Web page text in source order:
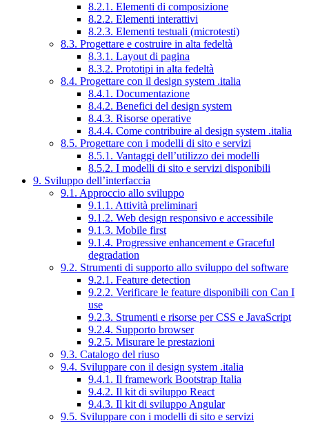
8.2.1. Elementi di composizione
8.2.2. Elementi interattivi
8.2.3. Elementi testuali (microtesti)
8.3. Progettare e costruire in alta fedeltà
8.3.1. Layout di pagina
8.3.2. Prototipi in alta fedeltà
8.4. Progettare con il design system .italia
8.4.1. Documentazione
8.4.2. Benefici del design system
8.4.3. Risorse operative
8.4.4. Come contribuire al design system .italia
8.5. Progettare con i modelli di sito e servizi
8.5.1. Vantaggi dell’utilizzo dei modelli
8.5.2. I modelli di sito e servizi disponibili
9. Sviluppo dell’interfaccia
9.1. Approccio allo sviluppo
9.1.1. Attività preliminari
9.1.2. Web design responsivo e accessibile
9.1.3. Mobile first
9.1.4. Progressive enhancement e Graceful
degradation
9.2. Strumenti di supporto allo sviluppo del software
9.2.1. Feature detection
9.2.2. Verificare le feature disponibili con Can I
use
9.2.3. Strumenti e risorse per CSS e JavaScript
9.2.4. Supporto browser
9.2.5. Misurare le prestazioni
9.3. Catalogo del riuso
9.4. Sviluppare con il design system .italia
9.4.1. Il framework Bootstrap Italia
9.4.2. Il kit di sviluppo React
9.4.3. Il kit di sviluppo Angular
9.5. Sviluppare con i modelli di sito e servizi